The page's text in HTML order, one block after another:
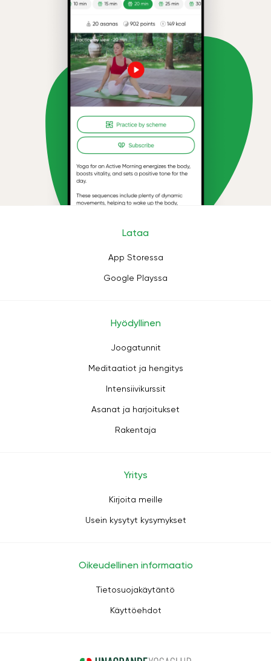
Lataa
App Storessa
Google Playssa
Hyödyllinen
Joogatunnit
Meditaatiot ja hengitys
Intensiivikurssit
Asanat ja harjoitukset
Rakentaja
Yritys
Kirjoita meille
Usein kysytyt kysymykset
Oikeudellinen informaatio
Tietosuojakäytäntö
Käyttöehdot